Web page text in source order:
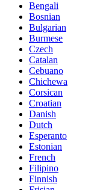
Bengali
Bosnian
Bulgarian
Burmese
Czech
Catalan
Cebuano
Chichewa
Corsican
Croatian
Danish
Dutch
Esperanto
Estonian
French
Filipino
Finnish